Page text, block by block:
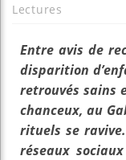
Lectures
Entre avis de
disparition
retrouvés sains
chanceux, au
rituels se
réseaux